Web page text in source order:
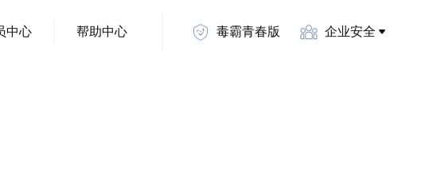
中心 帮助中心 毒霸青春版 企业安全